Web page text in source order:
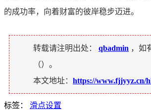
的成功率，向着财富的彼岸稳步迈进。
转载请注明出处： qbadmin ，如
（）。
本文地址： https://www.fjjyyz.cn/
标签： 滑点设置